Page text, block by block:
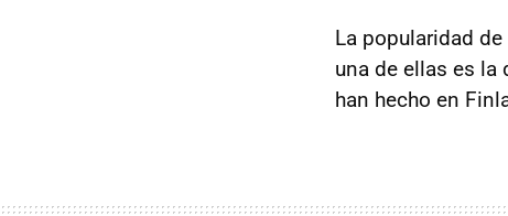
La popularidad de
una de ellas es la
han hecho en